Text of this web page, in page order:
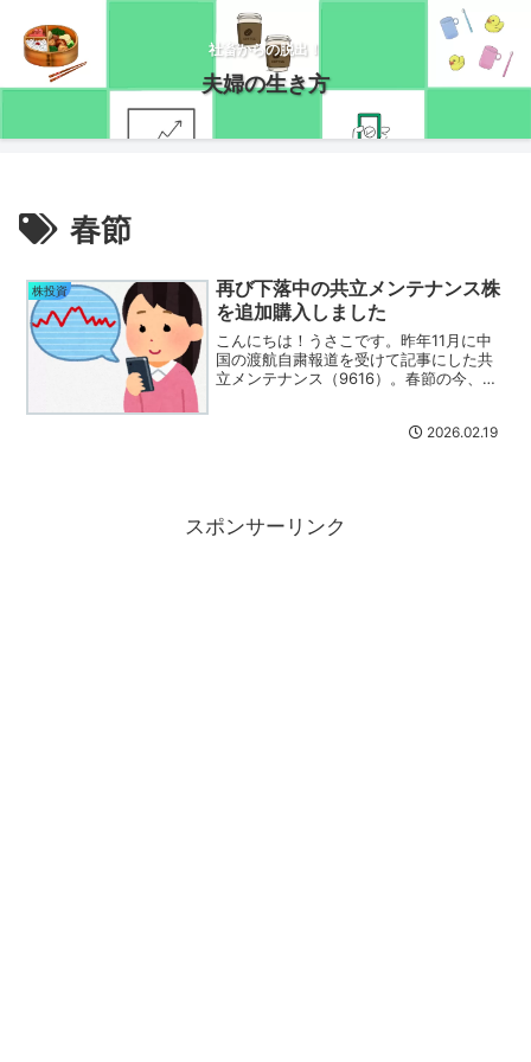
社畜からの脱出！
夫婦の生き方
春節
株投資
再び下落中の共立メンテナンス株
を追加購入しました
こんにちは！うさこです。昨年11月に中
国の渡航自粛報道を受けて記事にした共
立メンテナンス（9616）。春節の今、ま
０の状態から800株まで買い戻していま
2026.02.19
スポンサーリンク